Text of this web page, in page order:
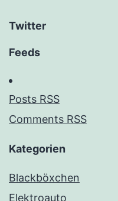
Twitter
Feeds
Posts RSS
Comments RSS
Kategorien
Blackböxchen
Elektroauto